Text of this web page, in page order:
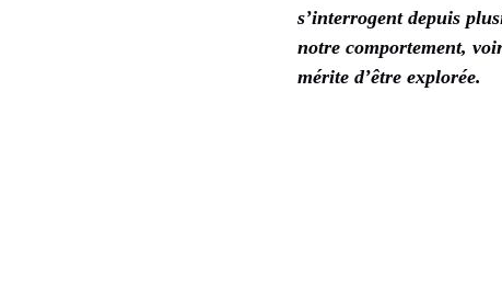
s’interrogent depuis
notre comportement,
mérite d’être explorée.